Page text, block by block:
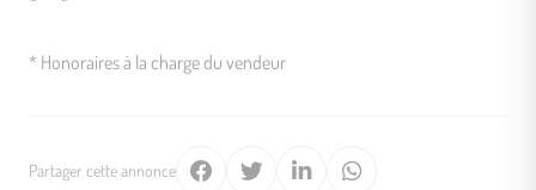
* Honoraires à la charge du vendeur
Partager cette annonce